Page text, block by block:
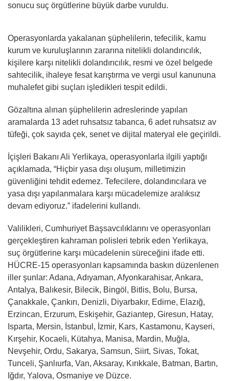
sonucu suç örgütlerine büyük darbe vuruldu.
Operasyonlarda yakalanan şüphelilerin, tefecilik, kamu
kurum ve kuruluşlarının zararına nitelikli dolandırıcılık,
kişilere karşı nitelikli dolandırıcılık, resmi ve özel belgede
sahtecilik, ihaleye fesat karıştırma ve vergi usul kanununa
muhalefet gibi suçları işledikleri tespit edildi.
Gözaltına alınan şüphelilerin adreslerinde yapılan
aramalarda 13 adet ruhsatsız tabanca, 6 adet ruhsatsız av
tüfeği, çok sayıda çek, senet ve dijital materyal ele geçirildi.
İçişleri Bakanı Ali Yerlikaya, operasyonlarla ilgili yaptığı
açıklamada, “Hiçbir yasa dışı oluşum, milletimizin
güvenliğini tehdit edemez. Tefecilere, dolandırıcılara ve
yasa dışı yapılanmalara karşı mücadelemize aralıksız
devam ediyoruz.” ifadelerini kullandı.
Valilikleri, Cumhuriyet Başsavcılıklarını ve operasyonları
gerçekleştiren kahraman polisleri tebrik eden Yerlikaya,
suç örgütlerine karşı mücadelenin süreceğini ifade etti.
HÜCRE-15 operasyonları kapsamında baskın düzenlenen
iller şunlar: Adana, Adıyaman, Afyonkarahisar, Ankara,
Antalya, Balıkesir, Bilecik, Bingöl, Bitlis, Bolu, Bursa,
Çanakkale, Çankırı, Denizli, Diyarbakır, Edirne, Elazığ,
Erzincan, Erzurum, Eskişehir, Gaziantep, Giresun, Hatay,
Isparta, Mersin, İstanbul, İzmir, Kars, Kastamonu, Kayseri,
Kırşehir, Kocaeli, Kütahya, Manisa, Mardin, Muğla,
Nevşehir, Ordu, Sakarya, Samsun, Siirt, Sivas, Tokat,
Tunceli, Şanlıurfa, Van, Aksaray, Kırıkkale, Batman, Bartın,
Iğdır, Yalova, Osmaniye ve Düzce.